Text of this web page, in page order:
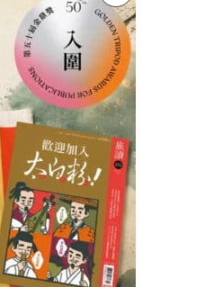
價
商
品